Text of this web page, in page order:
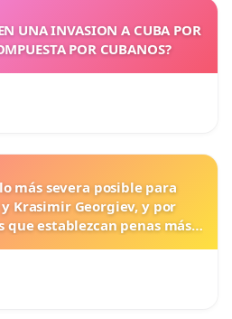
UNA INVASION A CUBA POR
POR CUBANOS?
más severa posible para
Krasimir Georgiev, y por
establezcan penas más